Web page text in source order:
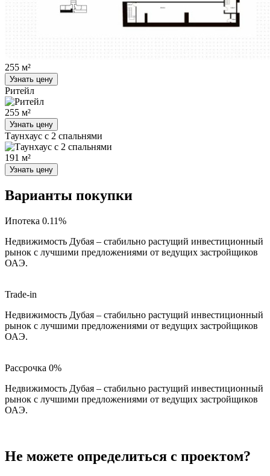
255 м²
Узнать цену
Ритейл
255 м²
Узнать цену
Таунхаус с 2 спальнями
191 м²
Узнать цену
Варианты покупки
Ипотека 0.11%
Недвижимость Дубая – стабильно растущий инвестиционный
рынок с лучшими предложениями от ведущих застройщиков
ОАЭ.
Trade-in
Недвижимость Дубая – стабильно растущий инвестиционный
рынок с лучшими предложениями от ведущих застройщиков
ОАЭ.
Рассрочка 0%
Недвижимость Дубая – стабильно растущий инвестиционный
рынок с лучшими предложениями от ведущих застройщиков
ОАЭ.
Не можете определиться с проектом?